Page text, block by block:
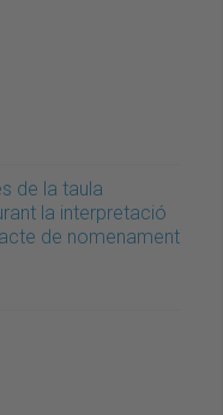
de la taula
la interpretació
de nomenament